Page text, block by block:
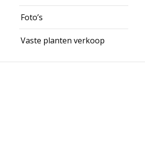
Foto’s
Vaste planten verkoop